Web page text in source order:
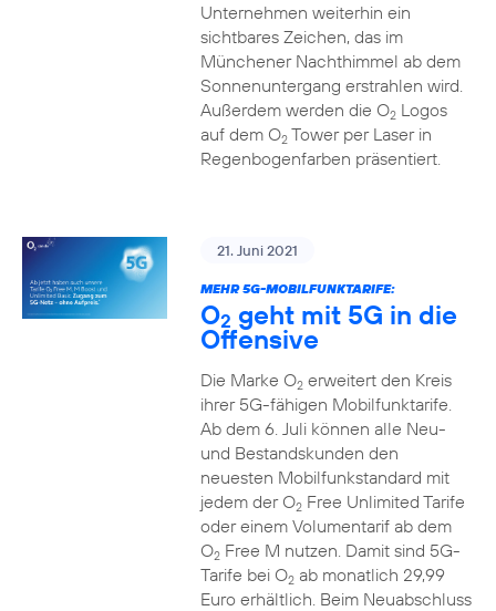
Unternehmen weiterhin ein
sichtbares Zeichen, das im
Münchener Nachthimmel ab dem
Sonnenuntergang erstrahlen wird.
Außerdem werden die O2Logos
auf dem O2Tower per Laser in
Regenbogenfarben präsentiert.
21. Juni 2021
MEHR 5G-MOBILFUNKTARIFE:
O2 geht mit 5G in die
Offensive
Die Marke O2erweitert den Kreis
ihrer 5G-fähigen Mobilfunktarife.
Ab dem 6. Juli können alle Neu-
und Bestandskunden den
neuesten Mobilfunkstandard mit
jedem der O2Free Unlimited Tarife
oder einem Volumentarif ab dem
O2Free M nutzen. Damit sind 5G-
Tarife bei O2ab monatlich 29,99
Euro erhältlich. Beim Neuabschluss